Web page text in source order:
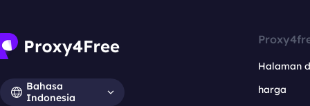
Bahasa
Indonesia
Halaman
harga